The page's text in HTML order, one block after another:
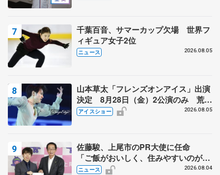
千葉百音、サマーカップ欠場 世界フ
ィギュア女子2位
ニュース 2026.08.05
山本草太「フレンズオンアイス」出演
決定 8月28日（金）2公演のみ 荒川
静香さんプロデュース、20周年のアイ
アイスショー 2026.08.05
佐藤駿、上尾市のPR大使に任命
「ご飯がおいしく、住みやすいのが魅
力」
ニュース 2026.08.04